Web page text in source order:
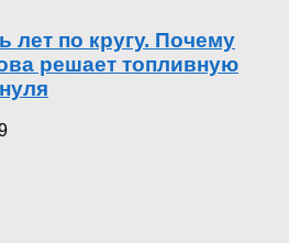
лет по кругу. Почему
решает топливную